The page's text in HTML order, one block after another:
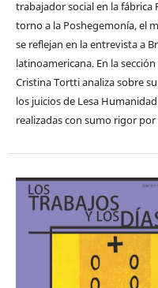
trabajador social en la fábrica
torno a la Poshegemonía, el
se reflejan en la entrevista a
latinoamericana. En la
Cristina Tortti analiza sobre
los juicios de Lesa
realizadas con sumo rigor